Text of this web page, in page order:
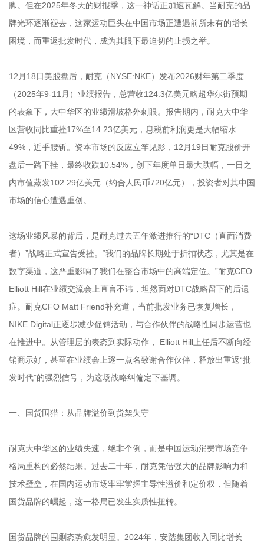
脚。但在2025年冬天的财报季，这一神话正加速瓦解。当耐克的品
牌光环逐渐褪去，这家运动巨头在中国市场正遭遇前所未有的增长
困境，而重返批发时代，成为其眼下最迫切的止损之举。
12月18日美股盘后，耐克（NYSE:NKE）发布2026财年第二季度
（2025年9-11月）业绩报告，总营收124.3亿美元略超华尔街预期
的表象下，大中华区的业绩滑坡格外刺眼。报告期内，耐克大中华
区营收同比重挫17%至14.23亿美元，息税前利润更是大幅缩水
49%，近乎腰斩。资本市场的反应立竿见影，12月19日耐克股价开
盘后一路下挫，最终收跌10.54%，创下年度单日最大跌幅，一日之
内市值蒸发102.29亿美元（约合人民币720亿元），投资者对其中国
市场的信心遭遇重创。
这场业绩风暴的背后，是耐克过去五年激进推行的“DTC（直面消费
者）”战略正式宣告受挫。“我们的品牌长期处于折扣状态，尤其是在
数字渠道，这严重影响了我们在整合市场中的高端定位。”耐克CEO
Elliott Hill在业绩交流会上直言不讳，坦然面对DTC战略留下的后遗
症。耐克CFO Matt Friend补充道，当前批发业务已恢复增长，
NIKE Digital正逐步减少促销活动，与合作伙伴的战略性同步运营也
在推进中。从管理层的表态到实际动作， Elliott Hill上任后不断向经
销商示好，甚至在业绩会上逐一点名致谢合作伙伴，释放出重返“批
发时代”的强烈信号，为这场战略纠偏定下基调。
一、国货围猎：从品牌溢价到货架失守
耐克大中华区的业绩失速，绝非个例，而是中国运动消费市场竞争
格局重构的必然结果。过去二十年，耐克凭借强大的品牌影响力和
技术壁垒，在国内运动市场牢牢掌握主导性溢价和定价权，但随着
国货品牌的崛起，这一格局已发生实质性扭转。
国货品牌的围剿态势愈发明显。2024年，安踏集团收入同比增长